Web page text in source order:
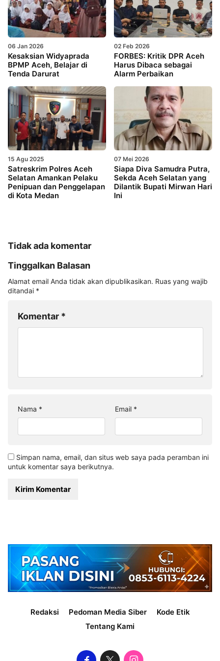
06 Jan 2026
Kesaksian Widyaprada
BPMP Aceh, Belajar di
Tenda Darurat
02 Feb 2026
FORBES: Kritik DPR Aceh
Harus Dibaca sebagai
Alarm Perbaikan
15 Agu 2025
Satreskrim Polres Aceh
Selatan Amankan Pelaku
Penipuan dan Penggelapan
di Kota Medan
07 Mei 2026
Siapa Diva Samudra Putra,
Sekda Aceh Selatan yang
Dilantik Bupati Mirwan Hari
Ini
Tidak ada komentar
Tinggalkan Balasan
Alamat email Anda tidak akan dipublikasikan. Ruas yang wajib
ditandai *
Komentar *
Nama * Email *
Simpan nama, email, dan situs web saya pada peramban ini
untuk komentar saya berikutnya.
Redaksi Pedoman Media Siber
Kode Etik
Tentang Kami